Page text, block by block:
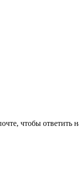
чтобы ответить